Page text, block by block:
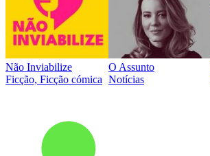
Não Inviabilize
Ficção, Ficção cómica
O Assunto
Notícias